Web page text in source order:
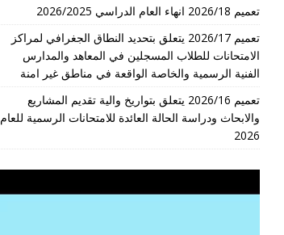
تعميم 2026/18 انهاء العام الدراسي 2026/2025
تعميم 2026/17 يتعلق بتحديد النطاق الجغرافي لمراكز
الامتحانات للطلاب المسجلين في المعاهد والمدارس
الفنية الرسمية والخاصة الواقعة في مناطق غير امنة
تعميم 2026/16 يتعلق بتواريخ والية تقديم المشاريع
والابحاث ودراسة الحالة العائدة للامتحانات الرسمية للعام
2026
الفيديو